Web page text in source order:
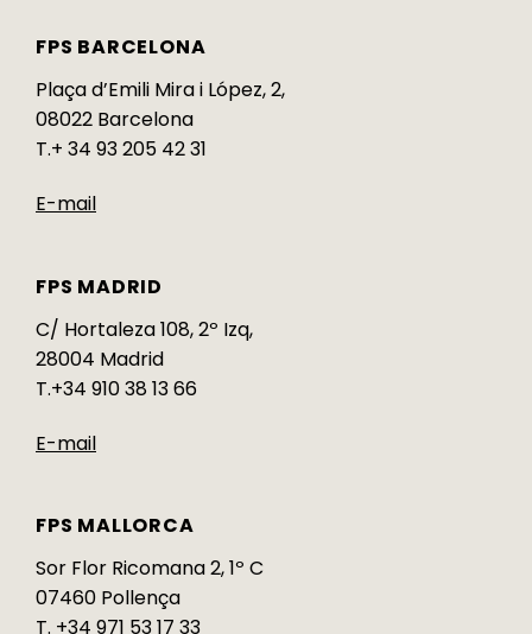
FPS BARCELONA
Plaça d’Emili Mira i López, 2,
08022 Barcelona
T.+ 34 93 205 42 31
E-mail
FPS MADRID
C/ Hortaleza 108, 2º Izq,
28004 Madrid
T.+34 910 38 13 66
E-mail
FPS MALLORCA
Sor Flor Ricomana 2, 1º C
07460 Pollença
T. +34 971 53 17 33